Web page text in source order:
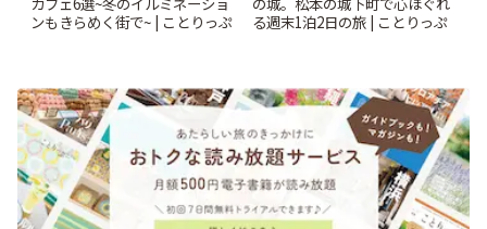
ンもきらめく街で~ | ことりっぷ
る週末1泊2日の旅 | ことりっぷ